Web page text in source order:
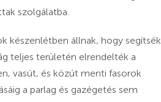
szolgálatba.
készenlétben állnak, hogy segítsék
teljes területén elrendelték a
vasút, és közút menti fasorok
a parlag és gazégetés sem